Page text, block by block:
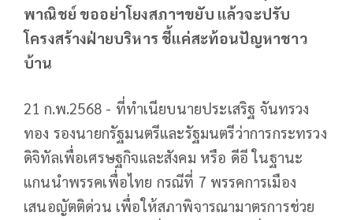
พาณิชย์​ ขออย่าโยงสภาฯขยับ​ แล้วจะปรับ
โครงสร้างฝ่ายบริหาร​ ชี้แค่สะท้อนปัญหาชาว
บ้าน
21 ก.พ.2568 - ที่ทำเนียบนายประเสริฐ​ จันทรวง
ทอง​ รองนายก​รัฐมนตรี​และ​รัฐมนตรี​ว่าการ​กระทรวง​
ดิจิทัลเพื่อ​เศรษฐกิจ​และ​สังคม​ หรือ​ ดีอี​ ในฐานะ
แกนนำพรรคเพื่อไทย​ กรณีที่ 7 พรรคการเมือง
เสนอญัตติด่วน​ เพื่อให้สภาพิจารณามาตรการช่วย